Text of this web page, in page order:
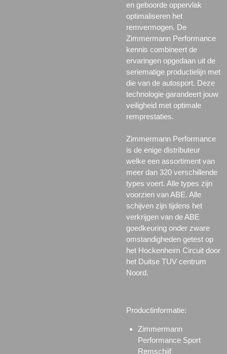
en geboorde oppervlak
optimaliseren het
remvermogen. De
Zimmermann Performance
kennis combineert de
ervaringen opgedaan uit de
seriematige productielijn met
die van de autosport. Deze
technologie garandeert jouw
veiligheid met optimale
remprestaties.
Zimmermann Performance
is de enige distributeur
welke een assortiment van
meer dan 320 verschillende
types voert. Alle types zijn
voorzien van ABE. Alle
schijven zijn tijdens het
verkrijgen van de ABE
goedkeuring onder zware
omstandigheden getest op
het Hockenheim Circuit door
het Duitse TUV centrum
Noord.
Productinformatie:
Zimmermann
Performance Sport
Remschijf